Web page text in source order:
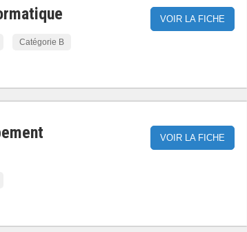
Catégorie B
VOIR LA FICHE
VOIR LA FICHE